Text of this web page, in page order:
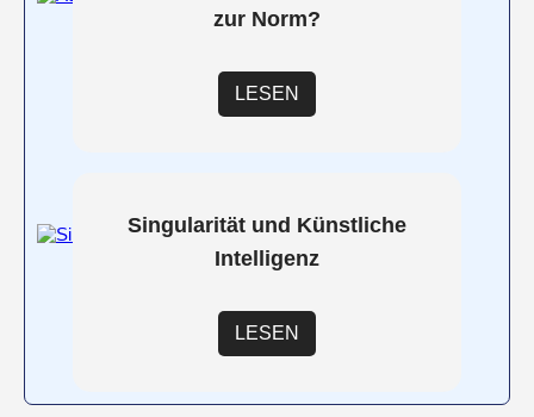
zur Norm?
LESEN
Singularität und Künstliche
Intelligenz
LESEN